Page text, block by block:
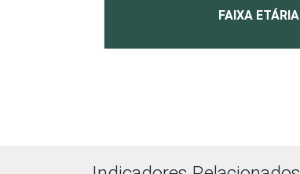
FAIXA ETÁRIA